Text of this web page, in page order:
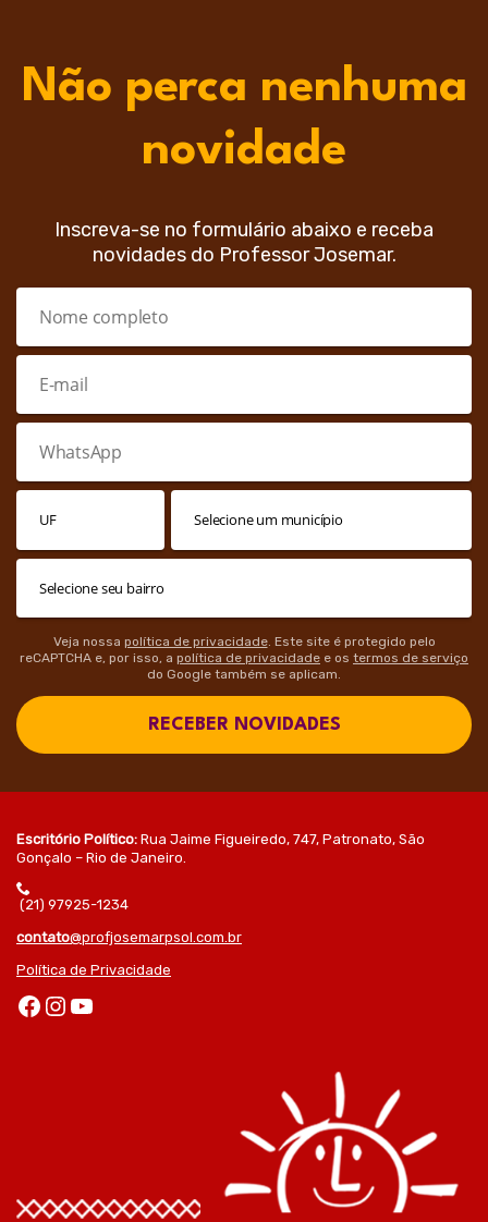
Não perca nenhuma
novidade
Inscreva-se no formulário abaixo e receba
novidades do Professor Josemar.
Veja nossa política de privacidade. Este site é protegido pelo
reCAPTCHA e, por isso, a política de privacidade e os termos de serviço
do Google também se aplicam.
RECEBER NOVIDADES
Escritório Político: Rua Jaime Figueiredo, 747, Patronato, São
Gonçalo – Rio de Janeiro.
(21) 97925-1234
contato@profjosemarpsol.com.br
Política de Privacidade
Facebook Instagram Youtube